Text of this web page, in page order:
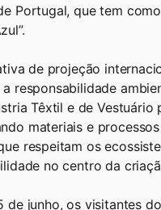
Portugal, que tem
de projeção
a responsabilidade
Têxtil e de Vestuário
materiais e
respeitam os
no centro da
de junho, os visitantes